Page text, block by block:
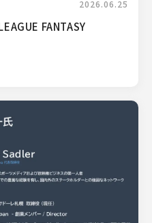
2026.06.25
FANTASY